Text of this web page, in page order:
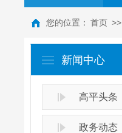
您的位置： 首页 >>
新闻中心
高平头条
政务动态